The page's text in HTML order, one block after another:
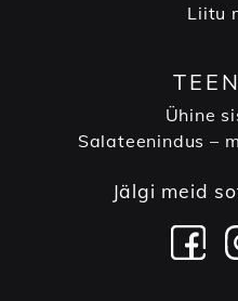
Liitu
Ühine
Salateenindus –
Jälgi meid